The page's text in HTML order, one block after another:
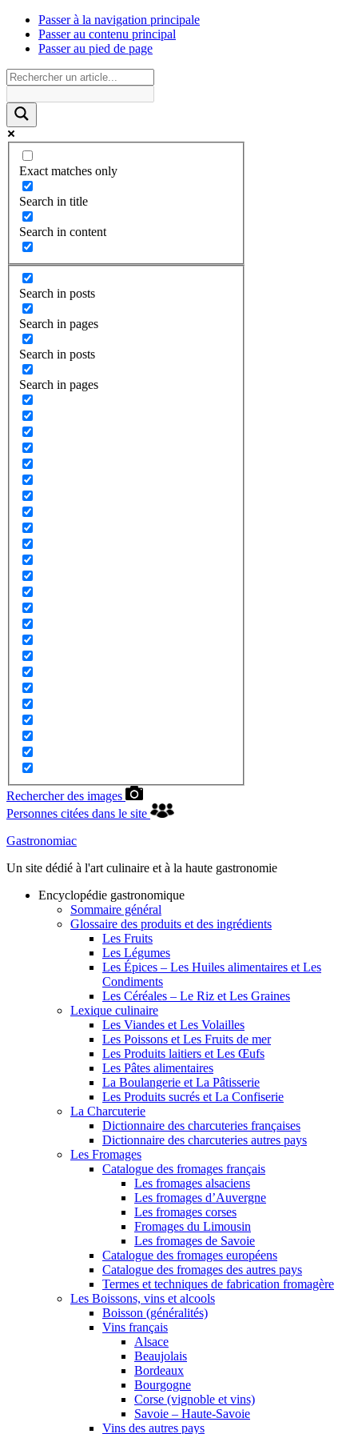
Passer à la navigation principale
Passer au contenu principal
Passer au pied de page
Exact matches only
Search in title
Search in content
Search in posts
Search in pages
Search in posts
Search in pages
Rechercher des images
Personnes citées dans le site
Gastronomiac
Un site dédié à l'art culinaire et à la haute gastronomie
Encyclopédie gastronomique
Sommaire général
Glossaire des produits et des ingrédients
Les Fruits
Les Légumes
Les Épices – Les Huiles alimentaires et Les
Condiments
Les Céréales – Le Riz et Les Graines
Lexique culinaire
Les Viandes et Les Volailles
Les Poissons et Les Fruits de mer
Les Produits laitiers et Les Œufs
Les Pâtes alimentaires
La Boulangerie et La Pâtisserie
Les Produits sucrés et La Confiserie
La Charcuterie
Dictionnaire des charcuteries françaises
Dictionnaire des charcuteries autres pays
Les Fromages
Catalogue des fromages français
Les fromages alsaciens
Les fromages d’Auvergne
Les fromages corses
Fromages du Limousin
Les fromages de Savoie
Catalogue des fromages européens
Catalogue des fromages des autres pays
Termes et techniques de fabrication fromagère
Les Boissons, vins et alcools
Boisson (généralités)
Vins français
Alsace
Beaujolais
Bordeaux
Bourgogne
Corse (vignoble et vins)
Savoie – Haute-Savoie
Vins des autres pays